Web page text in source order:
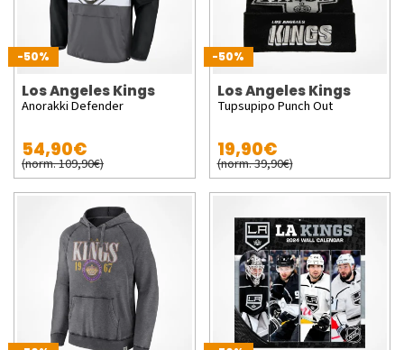
-50%
Los Angeles Kings
Anorakki Defender
54,90€
(norm. 109,90€)
-50%
Los Angeles Kings
Tupsupipo Punch Out
19,90€
(norm. 39,90€)